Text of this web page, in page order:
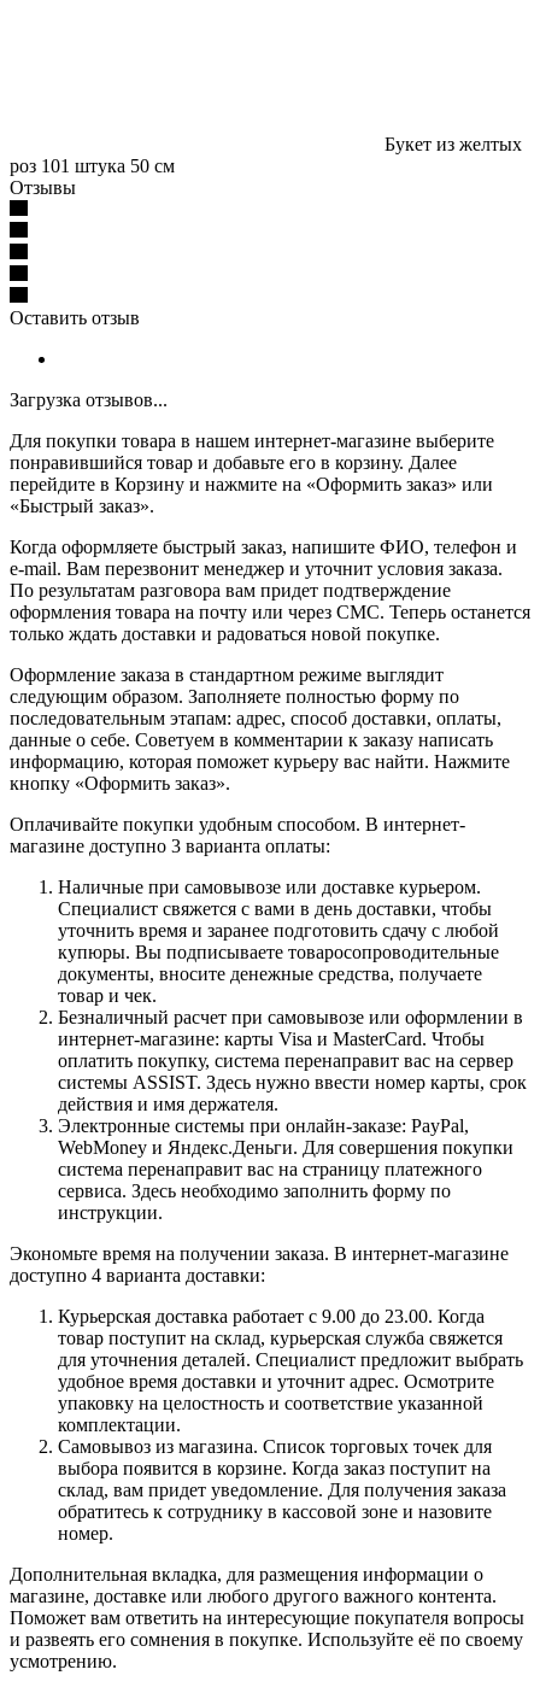
Букет из желтых
роз 101 штука 50 см
Отзывы
Оставить отзыв
Загрузка отзывов...
Для покупки товара в нашем интернет-магазине выберите
понравившийся товар и добавьте его в корзину. Далее
перейдите в Корзину и нажмите на «Оформить заказ» или
«Быстрый заказ».
Когда оформляете быстрый заказ, напишите ФИО, телефон и
e-mail. Вам перезвонит менеджер и уточнит условия заказа.
По результатам разговора вам придет подтверждение
оформления товара на почту или через СМС. Теперь останется
только ждать доставки и радоваться новой покупке.
Оформление заказа в стандартном режиме выглядит
следующим образом. Заполняете полностью форму по
последовательным этапам: адрес, способ доставки, оплаты,
данные о себе. Советуем в комментарии к заказу написать
информацию, которая поможет курьеру вас найти. Нажмите
кнопку «Оформить заказ».
Оплачивайте покупки удобным способом. В интернет-
магазине доступно 3 варианта оплаты:
Наличные при самовывозе или доставке курьером.
Специалист свяжется с вами в день доставки, чтобы
уточнить время и заранее подготовить сдачу с любой
купюры. Вы подписываете товаросопроводительные
документы, вносите денежные средства, получаете
товар и чек.
Безналичный расчет при самовывозе или оформлении в
интернет-магазине: карты Visa и MasterCard. Чтобы
оплатить покупку, система перенаправит вас на сервер
системы ASSIST. Здесь нужно ввести номер карты, срок
действия и имя держателя.
Электронные системы при онлайн-заказе: PayPal,
WebMoney и Яндекс.Деньги. Для совершения покупки
система перенаправит вас на страницу платежного
сервиса. Здесь необходимо заполнить форму по
инструкции.
Экономьте время на получении заказа. В интернет-магазине
доступно 4 варианта доставки:
Курьерская доставка работает с 9.00 до 23.00. Когда
товар поступит на склад, курьерская служба свяжется
для уточнения деталей. Специалист предложит выбрать
удобное время доставки и уточнит адрес. Осмотрите
упаковку на целостность и соответствие указанной
комплектации.
Самовывоз из магазина. Список торговых точек для
выбора появится в корзине. Когда заказ поступит на
склад, вам придет уведомление. Для получения заказа
обратитесь к сотруднику в кассовой зоне и назовите
номер.
Дополнительная вкладка, для размещения информации о
магазине, доставке или любого другого важного контента.
Поможет вам ответить на интересующие покупателя вопросы
и развеять его сомнения в покупке. Используйте её по своему
усмотрению.